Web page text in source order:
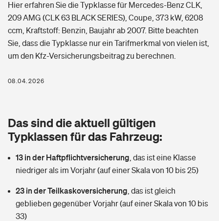
Arbeitsrechtsschutz
Berufshaftpflichtversicherung
Rentenrechner: Wie viel Geld bekomme ich im Alter?
Wer versichert was: Jetzt Versicherer finden
Hausratversicherung
Elementarversicherung
Photovoltaik
Wärmepumpen versichern
Vermieterrrechtsschutz
Mietkautionsversicherung
Zur Übersicht
Pri­vate Haft­pflicht­
Rechts­schutz­ver­si­che­rung
Kinderunfall­ver­si­che­rung
Reiseversicherung
Gesundheit
Private Krankenversicherung
Tierkrankenversicherung
Zur Übersicht
Tools
Hier erfahren Sie die Typklasse für Mercedes-Benz CLK,
209 AMG (CLK 63 BLACK SERIES), Coupe, 373 kW, 6208
ccm, Kraftstoff: Benzin, Baujahr ab 2007. Bitte beachten
Sie, dass die Typklasse nur ein Tarifmerkmal von vielen ist,
um den Kfz-Versicherungsbeitrag zu berechnen.
08.04.2026
Das sind die aktuell gültigen
Typklassen für das Fahrzeug:
13 in der Haftpflichtversicherung das ist eine Klasse
niedriger als im Vorjahr (auf einer Skala von 10 bis 25)
23 in der Teilkaskoversicherung das ist gleich
geblieben gegenüber Vorjahr (auf einer Skala von 10 bis
33)